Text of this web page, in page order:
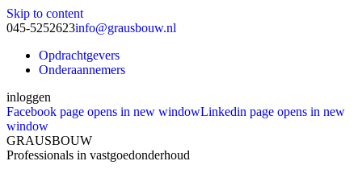
Skip to content
045-5252623info@grausbouw.nl
Opdrachtgevers
Onderaannemers
inloggen
Facebook page opens in new windowLinkedin page opens in new
window
GRAUSBOUW
Professionals in vastgoedonderhoud